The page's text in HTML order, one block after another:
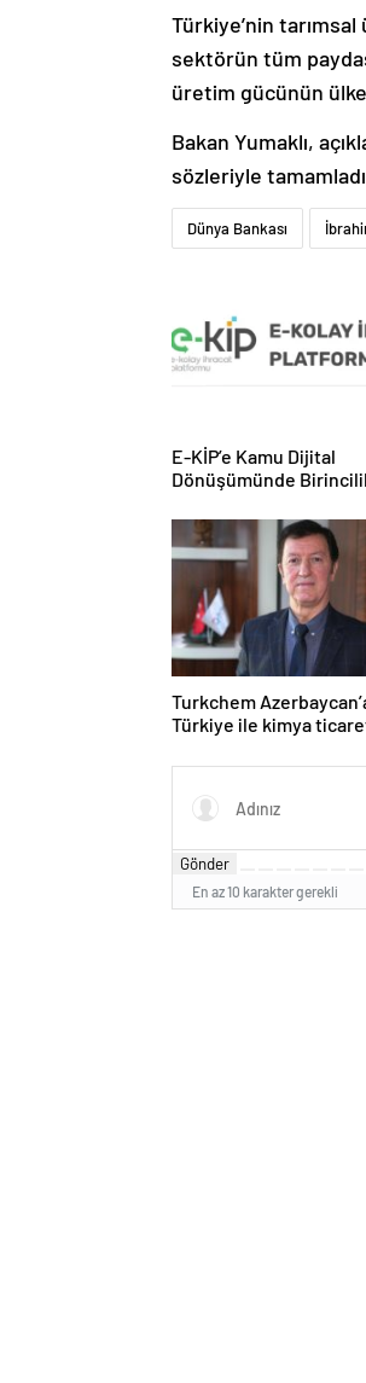
Türkiye’nin
sektörün tüm
üretim gücünün
Bakan Yumaklı,
sözleriyle
Dünya Bankası
E-KİP’e Kamu Dijital
Dönüşümünde
Turkchem
Türkiye ile kimya
Gönder
En az 10 karakter gerekli